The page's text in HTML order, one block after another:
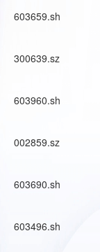
603659.sh
300639.sz
603960.sh
002859.sz
603690.sh
603496.sh